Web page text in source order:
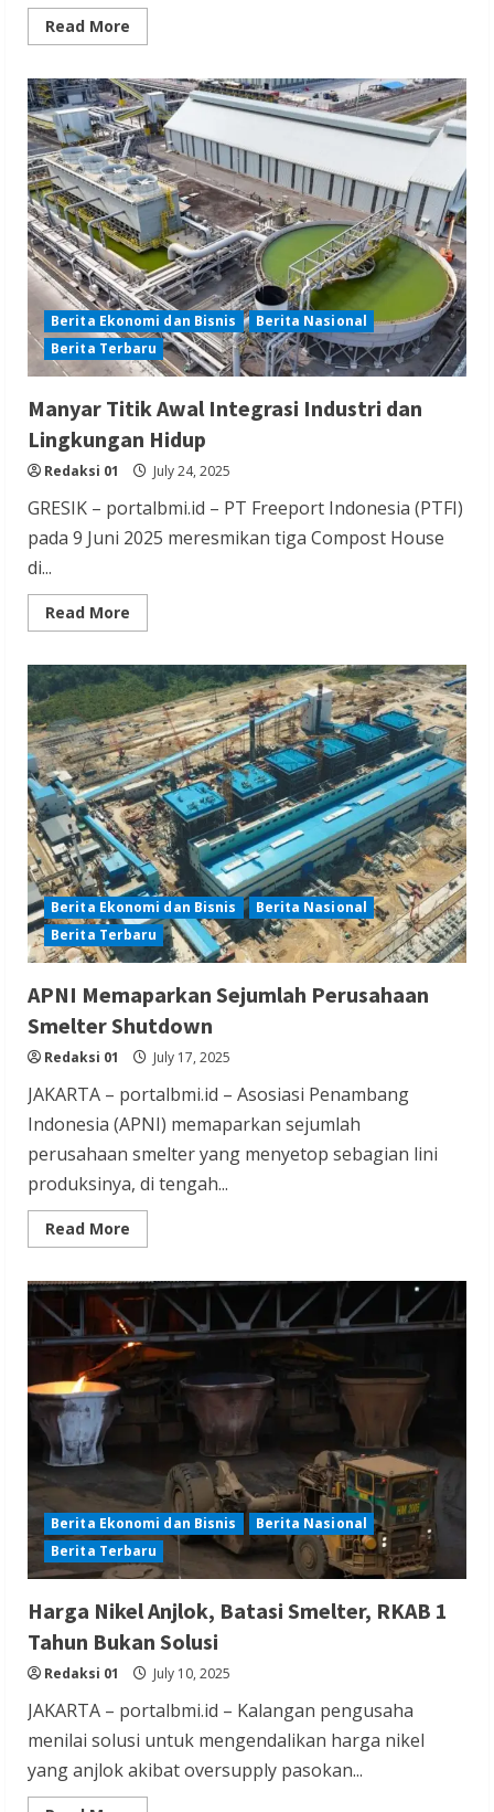
Read More
more
Alam
Smelter
Nikel
RI
Dimulai,
Shutdown
Bisa
Lanjut
2026
Berita Ekonomi dan Bisnis
Berita Nasional
Berita Terbaru
Manyar Titik Awal Integrasi Industri dan
Lingkungan Hidup
Redaksi 01 July 24, 2025
GRESIK – portalbmi.id – PT Freeport Indonesia (PTFI)
pada 9 Juni 2025 meresmikan tiga Compost House
di...
Read More
more
Titik
Awal
Integrasi
Industri
dan
Lingkungan
Hidup
Berita Ekonomi dan Bisnis
Berita Nasional
Berita Terbaru
APNI Memaparkan Sejumlah Perusahaan
Smelter Shutdown
Redaksi 01 July 17, 2025
JAKARTA – portalbmi.id – Asosiasi Penambang
Indonesia (APNI) memaparkan sejumlah
perusahaan smelter yang menyetop sebagian lini
produksinya, di tengah...
Read More
more
Memaparkan
Sejumlah
Perusahaan
Smelter
Shutdown
Berita Ekonomi dan Bisnis
Berita Nasional
Berita Terbaru
Harga Nikel Anjlok, Batasi Smelter, RKAB 1
Tahun Bukan Solusi
Redaksi 01 July 10, 2025
JAKARTA – portalbmi.id – Kalangan pengusaha
menilai solusi untuk mengendalikan harga nikel
yang anjlok akibat oversupply pasokan...